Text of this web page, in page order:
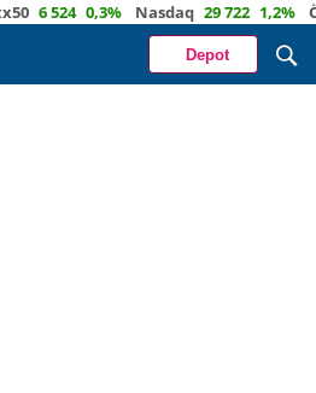
6 524 0,3% Nasdaq 29 722 1,2% Öl
Depot